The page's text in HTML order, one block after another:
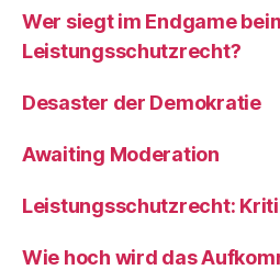
Wer siegt im Endgame
Leistungsschutzrecht?
Desaster der Demokratie
Awaiting Moderation
Leistungsschutzrecht:
Wie hoch wird das